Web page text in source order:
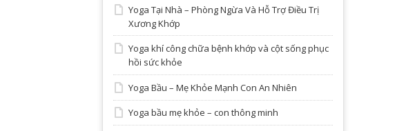
Yoga Tại Nhà – Phòng Ngừa Và Hỗ Trợ Điều Trị
Xương Khớp
Yoga khí công chữa bệnh khớp và cột sống phục
hồi sức khỏe
Yoga Bầu – Mẹ Khỏe Mạnh Con An Nhiên
Yoga bầu mẹ khỏe – con thông minh